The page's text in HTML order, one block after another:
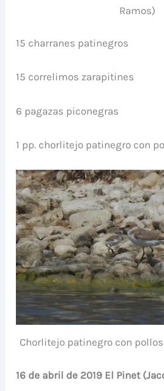
Ramos)
15 charranes patinegros
15 correlimos zarapitines
6 pagazas piconegras
1 pp. chorlitejo patinegro con
Chorlitejo patinegro con pollos
16 de abril de 2019 El Pinet